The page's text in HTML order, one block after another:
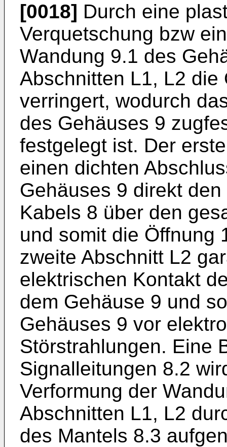
[0018] Durch eine
Verquetschung bzw
Wandung 9.1 des
Abschnitten L1, L2 die
verringert, wodurch
des Gehäuses 9
festgelegt ist. Der
einen dichten
Gehäuses 9 direkt
Kabels 8 über den
und somit die Öffnung
zweite Abschnitt L2
elektrischen Kontakt
dem Gehäuse 9 und
Gehäuses 9 vor
Störstrahlungen. Eine
Signalleitungen 8.2
Verformung der
Abschnitten L1, L2
des Mantels 8.3